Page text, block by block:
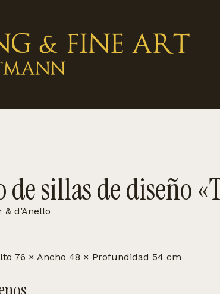
de sillas de diseño
& d’Anello
76 × Ancho 48 × Profundidad 54 cm